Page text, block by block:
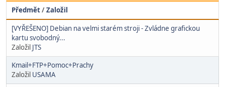
Předmět/Založil
[VYŘEŠENO] Debian na velmi starém stroji - Zvládne grafickou
kartu svobodný...
Založil JTS
Kmail+FTP+Pomoc+Prachy
Založil USAMA